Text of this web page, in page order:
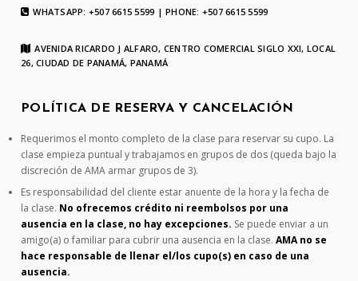
WHATSAPP: +507 6615 5599 | PHONE: +507 6615 5599
AVENIDA RICARDO J ALFARO, CENTRO COMERCIAL SIGLO XXI, LOCAL
26, CIUDAD DE PANAMÁ, PANAMÁ
POLÍTICA DE RESERVA Y CANCELACIÓN
Requerimos el monto completo de la clase para reservar su cupo. La
clase empieza puntual y trabajamos en grupos de dos (queda bajo la
discreción de AMA armar grupos de 3).
Es responsabilidad del cliente estar anuente de la hora y la fecha de
la clase. No ofrecemos crédito ni reembolsos por una
ausencia en la clase, no hay excepciones. Se puede enviar a un
amigo(a) o familiar para cubrir una ausencia en la clase.AMA no se
hace responsable de llenar el/los cupo(s) en caso de una
ausencia.